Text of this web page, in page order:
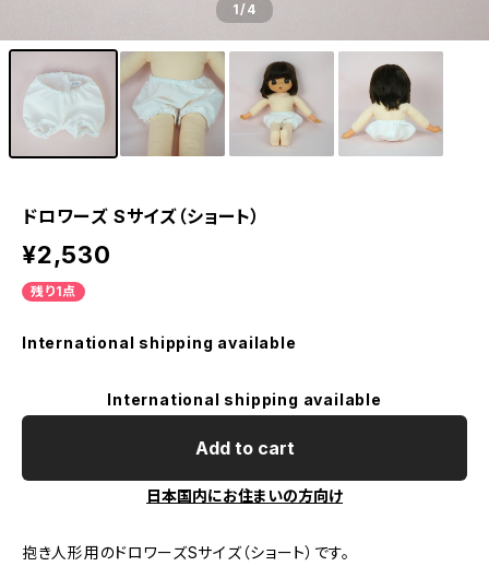
1/4
ドロワーズ Sサイズ（ショート）
¥2,530
残り1点
International shipping available
International shipping available
Add to cart
日本国内にお住まいの方向け
抱き人形用のドロワーズSサイズ（ショート）です。